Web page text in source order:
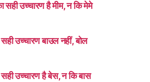
उच्चारण है मीम, न कि मेमे
उच्चारण बाउल नहीं, बोल
उच्चारण है बेस, न कि बास